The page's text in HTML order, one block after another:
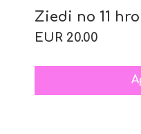
Ziedi no 11
EUR 20.00